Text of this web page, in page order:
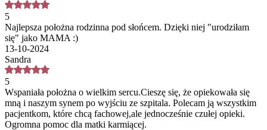
5
Najlepsza położna rodzinna pod słońcem. Dzięki niej "urodziłam
się" jako MAMA :)
13-10-2024
Sandra
5
Wspaniała położna o wielkim sercu.Cieszę się, że opiekowała się
mną i naszym synem po wyjściu ze szpitala. Polecam ją wszystkim
pacjentkom, które chcą fachowej,ale jednocześnie czułej opieki.
Ogromna pomoc dla matki karmiącej.